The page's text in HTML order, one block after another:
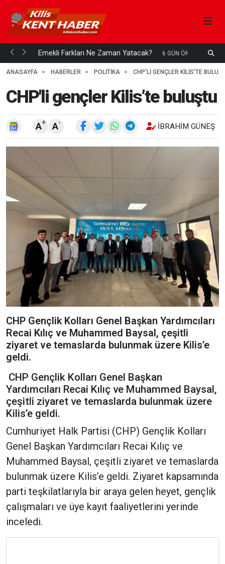
mi... Emekli Farkları Ne Zaman Yatacak? 6 GÜN ÖNCE
ANASAYFA HABERLER POLİTİKA CHP'LI GENÇLER KILIS’TE
CHP'li gençler Kilis’te buluştu
A+ A- İBRAHIM GÜNEŞ
CHP Gençlik Kolları Genel Başkan Yardımcıları
Recai Kılıç ve Muhammed Baysal, çeşitli
ziyaret ve temaslarda bulunmak üzere Kilis’e
geldi.
CHP Gençlik Kolları Genel Başkan
Yardımcıları Recai Kılıç ve Muhammed Baysal,
çeşitli ziyaret ve temaslarda bulunmak üzere
Kilis’e geldi.
Cumhuriyet Halk Partisi (CHP) Gençlik Kolları
Genel Başkan Yardımcıları Recai Kılıç ve
Muhammed Baysal, çeşitli ziyaret ve temaslarda
bulunmak üzere Kilis’e geldi. Ziyaret kapsamında
parti teşkilatlarıyla bir araya gelen heyet, gençlik
çalışmaları ve üye kayıt faaliyetlerini yerinde
inceledi.